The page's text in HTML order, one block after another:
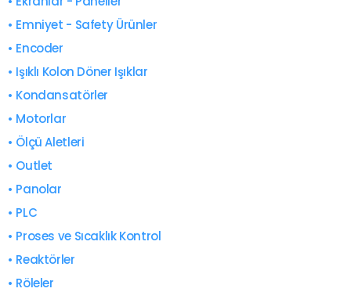
• Emniyet - Safety Ürünler
• Encoder
• Işıklı Kolon Döner Işıklar
• Kondansatörler
• Motorlar
• Ölçü Aletleri
• Outlet
• Panolar
• PLC
• Proses ve Sıcaklık Kontrol
• Reaktörler
• Röleler